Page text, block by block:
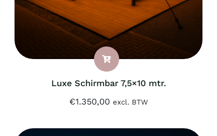
Luxe Schirmbar 7,5×10 mtr.
€1.350,00 excl. BTW